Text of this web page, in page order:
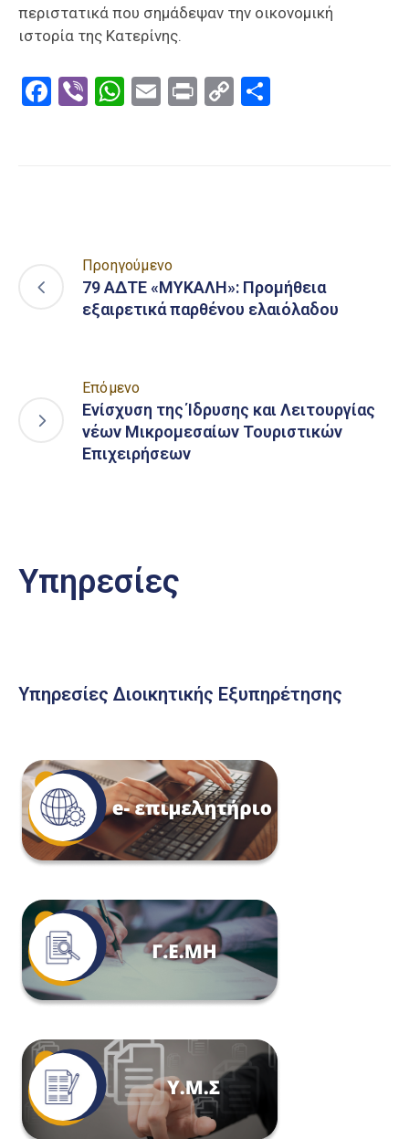
περιστατικά που σημάδεψαν την οικονομική
ιστορία της Κατερίνης.
Facebook
ViberWhatsApp
EmailPrintCopy
Προηγούμενο
79 ΑΔΤΕ «ΜΥΚΑΛΗ»: Προμήθεια
εξαιρετικά παρθένου ελαιόλαδου
Επόμενο
Ενίσχυση της Ίδρυσης και Λειτουργίας
νέων Μικρομεσαίων Τουριστικών
Επιχειρήσεων
Υπηρεσίες
Υπηρεσίες Διοικητικής Εξυπηρέτησης